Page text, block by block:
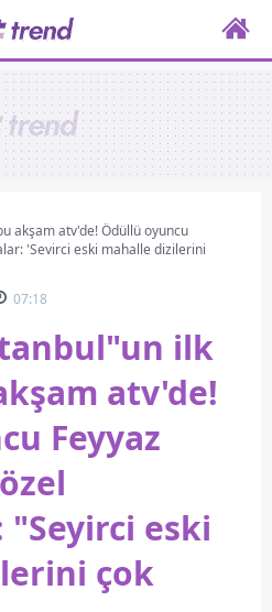
akşam atv'de! Ödüllü oyuncu
'Seyirci eski mahalle dizilerini
07:18
ilk
atv'de!
Feyyaz
"Seyirci eski
çok